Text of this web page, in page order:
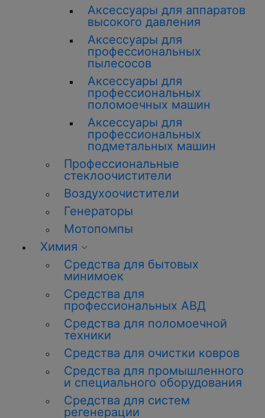
Аксессуары для аппаратов
высокого давления
Аксессуары для
профессиональных
пылесосов
Аксессуары для
профессиональных
поломоечных машин
Аксессуары для
профессиональных
подметальных машин
Профессиональные
стеклоочистители
Воздухоочистители
Генераторы
Мотопомпы
Химия
Средства для бытовых
минимоек
Средства для
профессиональных АВД
Средства для поломоечной
техники
Средства для очистки ковров
Средства для промышленного
и специального оборудования
Средства для систем
регенерации